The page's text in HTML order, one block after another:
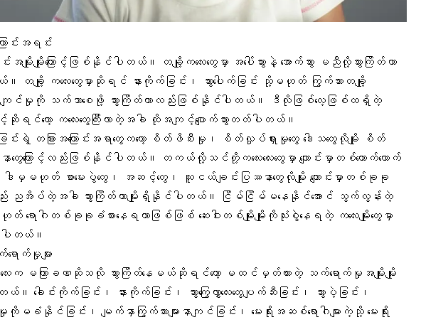
ောင်းအရင်း
ာင်းအမျိုးမျိုးကြောင့်ဖြစ်နိုင်ပါတယ်။ တချို့ကလေးတွေမှာ အပေါ်သွားနဲ့ အောက်သွား မညီလို့သွားကြိတ်တာ
ချို့ ကလေးတွေမှာဆိုရင် နားကိုက်ခြင်း၊ သွားပေါက်ခြင်း သို့မဟုတ် ကြွက်သားတချို့
ာကျင်မှုကို သက်သာစေဖို့ သွားကြိတ်တာလည်းဖြစ်နိုင်ပါတယ်။ ဒီလိုဖြစ်လေ့ဖြစ်ထရှိတဲ့
ောင့်ဆိုရင်တော့ ကလေးတွေကြီးလာတဲ့အခါ ထိုအကျင့်ပျောက်သွားတတ်ပါတယ်။
ခြင်းရဲ့ တခြားအကြောင်းအရာတွေကတော့ စိတ်ဖိစီးမှု၊ စိတ်လှုပ်ရှားမှုတွေ ဒေါသတွေလိုမျိုး စိတ်
တွေကြောင့်လည်းဖြစ်နိုင်ပါတယ်။ တကယ်လို့သင်တို့ကလေးလေးတွေမှာ ကျောင်းမှာတစ်ယောက်ယောက်
ျိုး၊ ဒါမှမဟုတ် စာမေးပွဲတွေ၊ အဆင့်တွေ၊ သူငယ်ချင်းပြဿနာတွေလိုမျိုး ကျောင်းမှာတစ်ခုခု
ညအိပ်တဲ့အခါ သွားကြိတ်တာမျိုးရှိနိုင်ပါတယ်။ ငြိမ်ငြိမ်မနေနိုင်အောင် သွက်လွန်းတဲ့
ရောဂါတစ်ခုခုခံစားနေရတာဖြစ်ဖြစ် ဆေးဝါးတစ်မျိုးမျိုးကိုသုံးစွဲနေရတဲ့ ကလေးမျိုးတွေမှာ
ပါတယ်။
ောက်မှုများ
မကြာခဏဆိုသလို သွားကြိတ်နေမယ်ဆိုရင်တော့ မထင်မှတ်ထားတဲ့ သက်ရောက်မှုအမျိုးမျိုး
ခေါင်းကိုက်ခြင်း၊ နားကိုက်ခြင်း၊ သွားကြွေလွှာလေးတွေပျက်ဆီးခြင်း၊ သွားပဲ့ခြင်း၊
ကိုမခံနိုင်ခြင်း၊ မျက်နှာကြွက်သားများနာကျင်ခြင်း၊ မေးရိုးအဆစ်ရောဂါများကဲ့သို့ မေးရိုး